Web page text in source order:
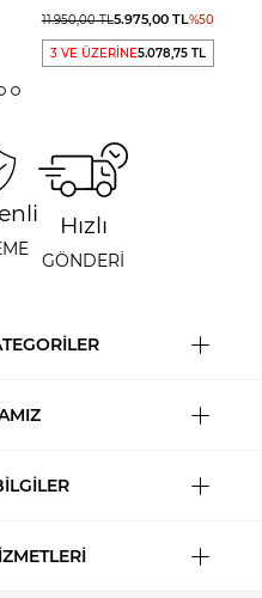
11.950,00TL5.975,00TL%50
3 VE ÜZERİNE5.078,75 TL
Hızlı
GÖNDERİ